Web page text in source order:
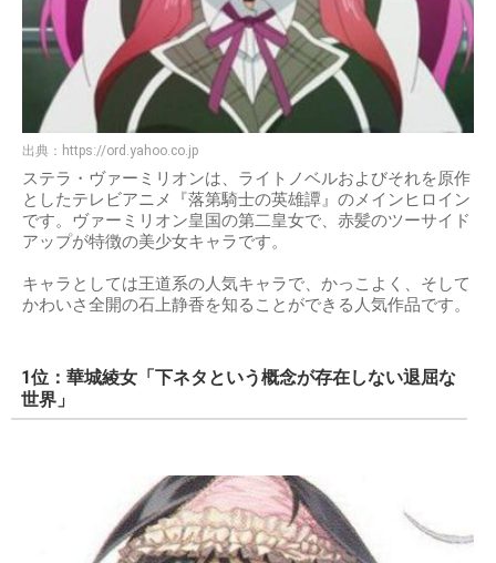
出典： https://ord.yahoo.co.jp
ステラ・ヴァーミリオンは、ライトノベルおよびそれを原作
としたテレビアニメ『落第騎士の英雄譚』のメインヒロイン
です。ヴァーミリオン皇国の第二皇女で、赤髪のツーサイド
アップが特徴の美少女キャラです。
キャラとしては王道系の人気キャラで、かっこよく、そして
かわいさ全開の石上静香を知ることができる人気作品です。
1位：華城綾女「下ネタという概念が存在しない退屈な
世界」